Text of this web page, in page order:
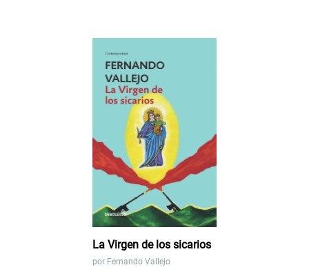
La Virgen de los sicarios
por Fernando Vallejo